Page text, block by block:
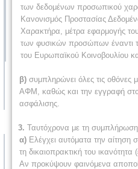
των δεδομένων προσωπικού
Κανονισμός Προστασίας
Χαρακτήρα, μέτρα εφαρμογής
των φυσικών προσώπων έναντι
του Ευρωπαϊκού Κοινοβουλίου
β) συμπληρώνει όλες τις οθόνες
ΑΦΜ, καθώς και την εγγραφή
ασφάλισης.
3. Ταυτόχρονα με τη
α) Ελέγχει αυτόματα την αίτηση
τη δικαιοπρακτική του
Αν προκύψουν φαινόμενα